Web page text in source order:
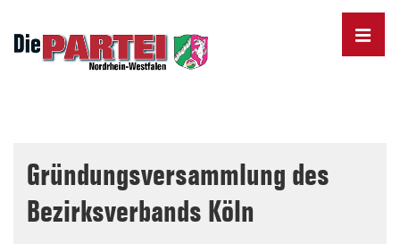
Skip
MENU
Gründungsversammlung des
Bezirksverbands Köln